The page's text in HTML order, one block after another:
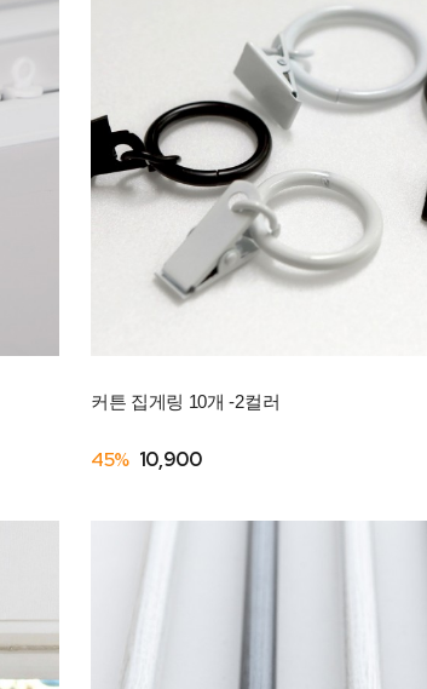
커튼 집게링 10개 -2컬러
45% 10,900